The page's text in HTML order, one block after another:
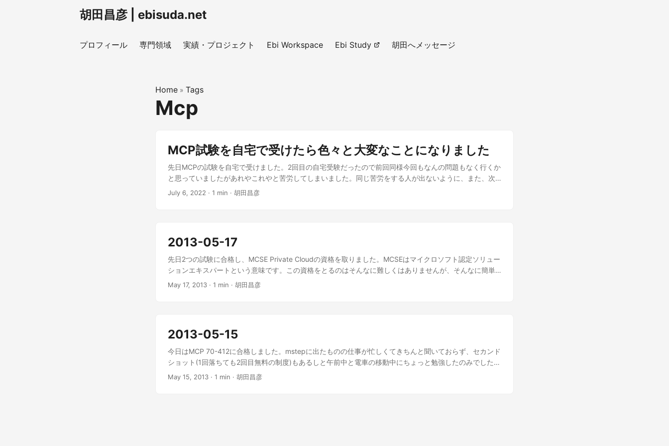
胡田昌彦 | ebisuda.net
プロフィール 専門領域 実績・プロジェクト Ebi Workspace Ebi Study 胡田へメッセージ
Home » Tags
Mcp
MCP試験を自宅で受けたら色々と大変なことになりました
先日MCPの試験を自宅で受けました。2回目の自宅受験だったので前回同様今回もなんの問題もなく行くか
と思っていましたがあれやこれやと苦労してしまいました。同じ苦労をする人が出ないように、また、次
回受験時に自分で(今回の事を忘れてしまって)また同じ苦労をしてしまわないように記録しておきます。
新してませんでした。 なので、今は政府発行の身分証として運転免許証やマイナンバーしか持っていませ
ん。そしてそれらには漢字の氏名しか書かれていないのです。 MASAHIKO EBISUDAが胡田 昌彦と等しい
事を理解できるのってかなり稀ですよね。日本人でも大多数の人はわからないと思います。もちろん調べ
たらわかるでしょうけど、これではIDチェックをパスできないのではないかと思ってしまったんです。 そ
こで、氏名の変更フォームから申請を送って英語から日本語にしてくれと依頼しましたが4日ほどたっても
ただいたので正式な話だと推測されます。 https://trainingsupport.microsoft.com/ja-
684e-48cf-b803-14e1e5420444 ただ、これ、海外で日本人じゃない試験監督者の方に対応してもらう
ときに本当に大丈夫なのかというと怪しいんじゃないかと私は思ってます。(※個人の感想です) 実際に今回
の受験ではオンラインチェックイン時に免許証の写真を撮って提出しましたがOKでした。でもそもそも氏
July 6, 2022 · 1 min · 胡田昌彦
2013-05-17
先日2つの試験に合格し、MCSE Private Cloudの資格を取りました。MCSEはマイクロソフト認定ソリュー
ションエキスパートという意味です。この資格をとるのはそんなに難しくはありませんが、そんなに簡単
でもありません。 私はMCSM(マイクロソフト認定ソリューションマスター)を取りたいですが、日本では
May 17, 2013 · 1 min · 胡田昌彦
2013-05-15
今日はMCP 70-412に合格しました。mstepに出たものの仕事が忙しくてきちんと聞いておらず、セカンド
ショット(1回落ちても2回目無料の制度)もあるしと午前中と電車の移動中にちょっと勉強したのみでしたが
合格してよかったです。明後日にまた2つ受けねばならず、そちらも危ない感じです…。
May 15, 2013 · 1 min · 胡田昌彦